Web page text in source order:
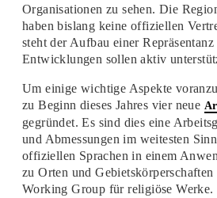
Organisationen zu sehen. Die
haben bislang keine offiziellen
steht der Aufbau einer
Entwicklungen sollen aktiv
Um einige wichtige Aspekte
zu Beginn dieses Jahres vier neue
gegründet. Es sind dies eine
und Abmessungen im weitesten
offiziellen Sprachen in einem
zu Orten und
Working Group für religiöse Werke.